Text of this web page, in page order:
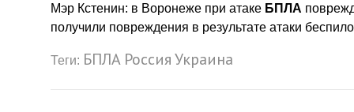
Мэр Кстенин: в Воронеже при атаке БПЛА
получили повреждения в результате атаки
Теги: БПЛА РоссияУкраина